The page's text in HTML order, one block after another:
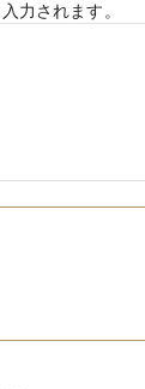
力されます。